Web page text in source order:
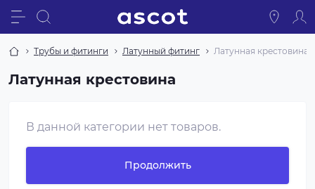
Трубы и фитинги Латунный фитинг Латунная крестовина
Латунная крестовина
В данной категории нет товаров.
Продолжить